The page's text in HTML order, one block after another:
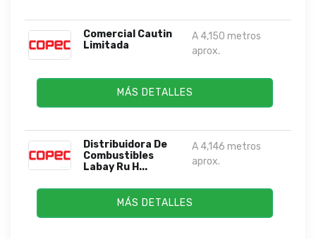
Comercial Cautin
Limitada
A 4,150 metros
aprox.
MÁS DETALLES
Distribuidora De
Combustibles
Labay Ru H...
A 4,146 metros
aprox.
MÁS DETALLES